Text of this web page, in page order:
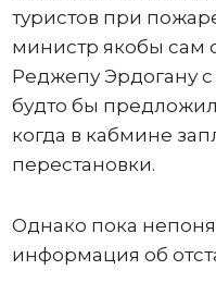
туристов при
министр якобы сам
Реджепу Эрдогану с
будто бы
когда в кабмине
перестановки.
Однако пока
информация об